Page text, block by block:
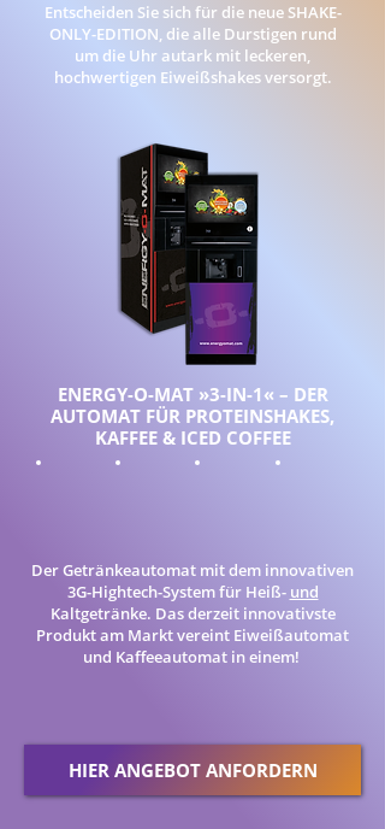
Entscheiden Sie sich für die neue SHAKE-
ONLY-EDITION, die alle Durstigen rund
um die Uhr autark mit leckeren,
hochwertigen Eiweißshakes versorgt.
ENERGY-O-MAT »3-IN-1« – DER
AUTOMAT FÜR PROTEINSHAKES,
KAFFEE & ICED COFFEE
Der Getränkeautomat mit dem innovativen
3G-Hightech-System für Heiß- und
Kaltgetränke. Das derzeit innovativste
Produkt am Markt vereint Eiweißautomat
und Kaffeeautomat in einem!
HIER ANGEBOT ANFORDERN